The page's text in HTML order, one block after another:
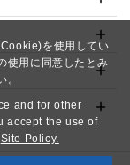
を使用してい
使用に同意したとみ
。
and for other
accept the use of
Site Policy.